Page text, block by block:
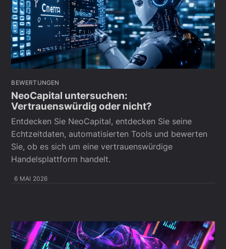
BEWERTUNGEN
NeoCapital untersuchen:
Vertrauenswürdig oder nicht?
Entdecken Sie NeoCapital, entdecken Sie seine
Echtzeitdaten, automatisierten Tools und bewerten
Sie, ob es sich um eine vertrauenswürdige
Handelsplattform handelt.
6 MAI 2026